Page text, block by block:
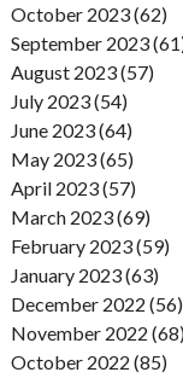
October 2023 (62)
September 2023
August 2023 (57)
July 2023 (54)
June 2023 (64)
May 2023 (65)
April 2023 (57)
March 2023 (69)
February 2023 (59)
January 2023 (63)
December 2022 (56)
November 2022
October 2022 (85)